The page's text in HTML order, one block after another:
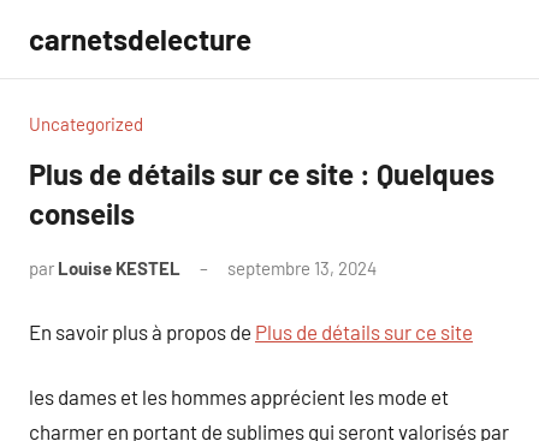
contenu
carnetsdelecture
Uncategorized
Plus de détails sur ce site : Quelques
conseils
par Louise KESTEL septembre 13, 2024
En savoir plus à propos de Plus de détails sur ce site
les dames et les hommes apprécient les mode et
charmer en portant de sublimes qui seront valorisés par